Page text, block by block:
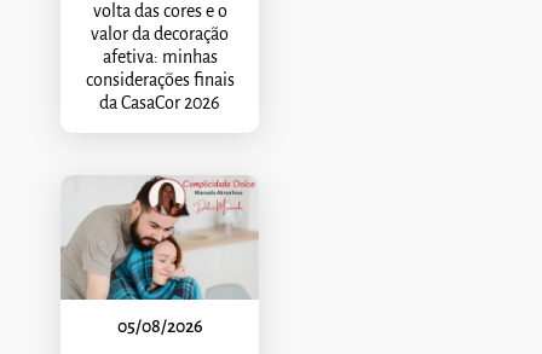
volta das cores e o
valor da decoração
afetiva: minhas
considerações finais
da CasaCor 2026
05/08/2026